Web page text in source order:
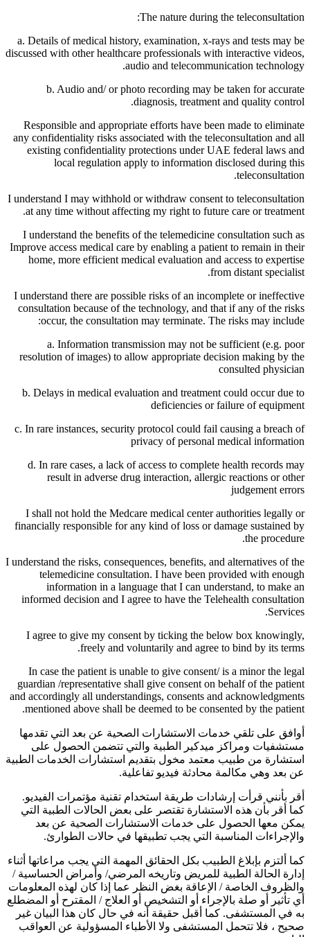
The nature during the teleconsultation:
a. Details of medical history, examination, x-rays and tests may be
discussed with other healthcare professionals with interactive videos,
audio and telecommunication technology.
b. Audio and/ or photo recording may be taken for accurate
diagnosis, treatment and quality control.
Responsible and appropriate efforts have been made to eliminate
any confidentiality risks associated with the teleconsultation and all
existing confidentiality protections under UAE federal laws and
local regulation apply to information disclosed during this
teleconsultation.
I understand I may withhold or withdraw consent to teleconsultation
at any time without affecting my right to future care or treatment.
I understand the benefits of the telemedicine consultation such as
Improve access medical care by enabling a patient to remain in their
home, more efficient medical evaluation and access to expertise
from distant specialist.
I understand there are possible risks of an incomplete or ineffective
consultation because of the technology, and that if any of the risks
occur, the consultation may terminate. The risks may include:
a. Information transmission may not be sufficient (e.g. poor
resolution of images) to allow appropriate decision making by the
consulted physician
b. Delays in medical evaluation and treatment could occur due to
deficiencies or failure of equipment
c. In rare instances, security protocol could fail causing a breach of
privacy of personal medical information
d. In rare cases, a lack of access to complete health records may
result in adverse drug interaction, allergic reactions or other
judgement errors
I shall not hold the Medcare medical center authorities legally or
financially responsible for any kind of loss or damage sustained by
the procedure.
I understand the risks, consequences, benefits, and alternatives of the
telemedicine consultation. I have been provided with enough
information in a language that I can understand, to make an
informed decision and I agree to have the Telehealth consultation
Services.
I agree to give my consent by ticking the below box knowingly,
freely and voluntarily and agree to bind by its terms.
In case the patient is unable to give consent/ is a minor the legal
guardian /representative shall give consent on behalf of the patient
and accordingly all understandings, consents and acknowledgments
mentioned above shall be deemed to be consented by the patient.
أوافق على تلقي خدمات الاستشارات الصحية عن بعد التي تقدمها
مستشفيات ومراكز ميدكير الطبية والتي تتضمن الحصول على
استشارة من طبيب معتمد مخول بتقديم استشارات الخدمات الطبية
عن بعد وهي مكالمة محادثة فيديو تفاعلية.
أقر بأنني قرأت إرشادات طريقة استخدام تقنية مؤتمرات الفيديو.
كما أقر بأن هذه الاستشارة تقتصر على بعض الحالات الطبية التي
يمكن معها الحصول على خدمات الاستشارات الصحية عن بعد
والإجراءات المناسبة التي يجب تطبيقها في حالات الطوارئ.
كما ألتزم بإبلاغ الطبيب بكل الحقائق المهمة التي يجب مراعاتها أثناء
إدارة الحالة الطبية للمريض وتاريخه المرضي/ وأمراض الحساسية /
والظروف الخاصة / الإعاقة بغض النظر عما إذا كان لهذه المعلومات
أي تأثير أو صلة بالإجراء أو التشخيص أو العلاج / المقترح أو المضطلع
به في المستشفى. كما أقبل حقيقة أنه في حال كان هذا البيان غير
صحيح ، فلا تتحمل المستشفى ولا الأطباء المسؤولية عن العواقب